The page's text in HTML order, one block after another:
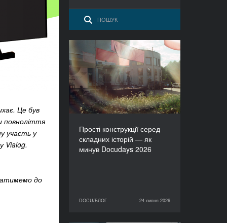
Це був
повноліття
участь у
Vialog.
до
Прості конструкції серед
складних історій — як
минув Docudays 2026
DOCU/БЛОГ 24 липня 2026
Прості конструкції серед
складних історій — як
минув Docudays 2026
DOCU/БЛОГ
24 липня 2026